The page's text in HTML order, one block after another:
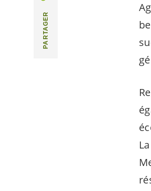
PARTAGER